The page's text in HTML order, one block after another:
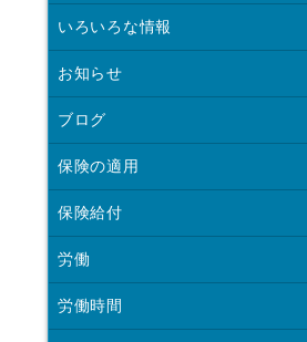
いろいろな情報
お知らせ
ブログ
保険の適用
保険給付
労働
労働時間